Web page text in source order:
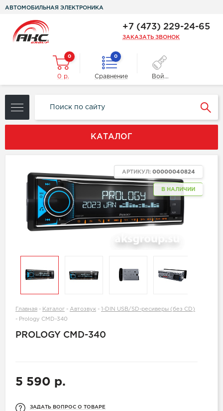
АВТОМОБИЛЬНАЯ ЭЛЕКТРОНИКА
+7 (473) 229-24-65
ЗАКАЗАТЬ ЗВОНОК
0
0 р.
0
Сравнение Войти
КАТАЛОГ
В НАЛИЧИИ
АРТИКУЛ: 00000040824
Главная - Каталог - Автозвук -
1-DIN USB/SD-ресиверы (без CD)
- Prology CMD-340
PROLOGY CMD-340
5 590 р.
ЗАДАТЬ ВОПРОС О ТОВАРЕ